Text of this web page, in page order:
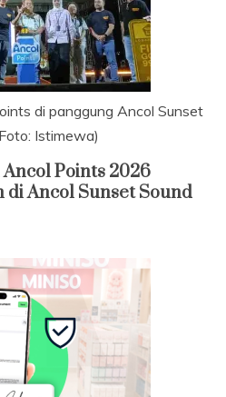
di panggung Ancol Sunset
Istimewa)
Points 2026
Ancol Sunset Sound